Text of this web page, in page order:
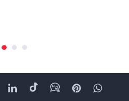
LinkedIn
TiktokBlogPinterest